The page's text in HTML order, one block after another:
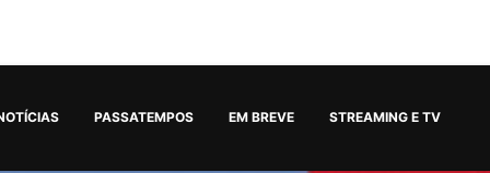
PASSATEMPOS EM BREVE STREAMING E TV